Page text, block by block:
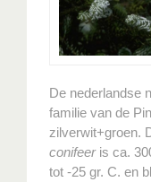
De nederlandse
familie van de
zilverwit+groen.
conifeeris ca.
tot -25 gr. C. en